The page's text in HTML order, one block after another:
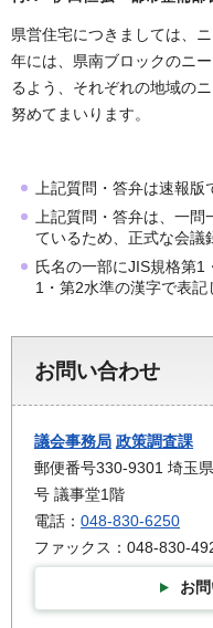
県営住宅につきましては、
年には、県南ブロックのニ
るよう、それぞれの地域の
努めてまいります。
上記質問・答弁は速報版
上記質問・答弁は、一問
ているため、正式な会議
氏名の一部にJIS規格第1
1・第2水準の漢字で表記
お問い合わせ
議会事務局 政策調査課
郵便番号330-9301 埼玉
号 議事堂1階
電話： 048-830-6250
ファックス：048-830-
お